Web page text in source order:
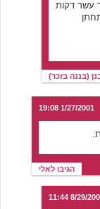
עשר דקות
(בננה בזכר)
1/27/2001 19:08
הגיבו לאלי
8/29/2001